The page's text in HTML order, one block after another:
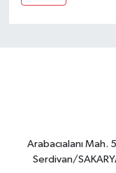
Arabacıalanı Mah.
Serdivan/